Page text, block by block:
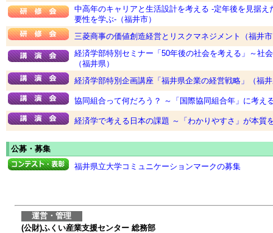
中高年のキャリアと生活設計を考える -定年後を見据え
要性を学ぶ-（福井市）
三菱商事の価値創造経営とリスクマネジメント（福井
経済学部特別セミナー「50年後の社会を考える」～社
（福井県）
経済学部特別企画講座「福井県企業の経営戦略」（福
協同組合って何だろう？ ～「国際協同組合年」に考え
経済学で考える日本の課題 ～「わかりやすさ」が本質
公募・募集
福井県立大学コミュニケーションマークの募集
運営・管理
(公財)ふくい産業支援センター 総務部